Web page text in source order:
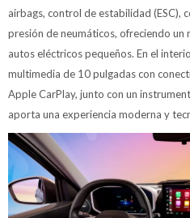
airbags, control de estabilidad (ESC),
presión de neumáticos, ofreciendo un
autos eléctricos pequeños. En el
multimedia de 10 pulgadas con
Apple CarPlay, junto con un
aporta una experiencia moderna y